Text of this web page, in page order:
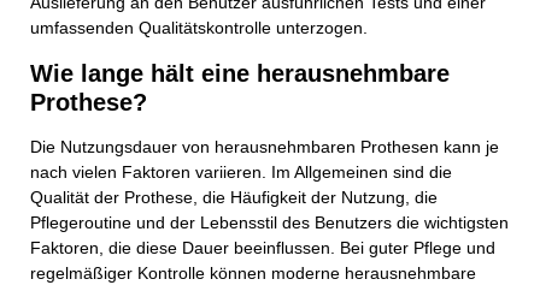
umfassenden Qualitätskontrolle unterzogen.
Wie lange hält eine herausnehmbare
Prothese?
Die Nutzungsdauer von herausnehmbaren Prothesen kann je
nach vielen Faktoren variieren. Im Allgemeinen sind die
Qualität der Prothese, die Häufigkeit der Nutzung, die
Pflegeroutine und der Lebensstil des Benutzers die wichtigsten
Faktoren, die diese Dauer beeinflussen. Bei guter Pflege und
regelmäßiger Kontrolle können moderne herausnehmbare